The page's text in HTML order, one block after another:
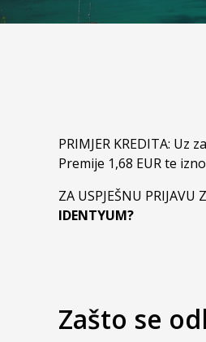
PRIMJER KREDITA:
Premije 1,68 EUR te
ZA USPJEŠNU PRIJAVU
IDENTYUM?
Zašto se